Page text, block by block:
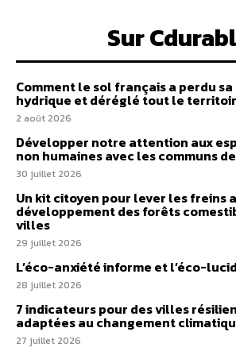
Sur
Comment le sol français a perdu
hydrique et déréglé tout le
2 août 2026
Développer notre attention aux
non humaines avec les communs
30 juillet 2026
Un kit citoyen pour lever les freins
développement des forêts
villes
29 juillet 2026
L’éco-anxiété informe et l’éco-
28 juillet 2026
7 indicateurs pour des villes
adaptées au changement
27 juillet 2026